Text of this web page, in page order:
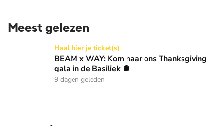
Meest gelezen
BEAM x WAY: Kom naar ons Thanksgiving gala in de
Haal hier je ticket(s)
BEAM x WAY: Kom naar ons Thanksgiving
gala in de Basiliek 🪩
9 dagen geleden